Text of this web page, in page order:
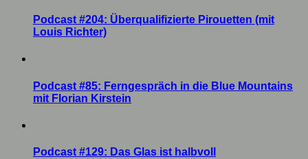
Podcast #204: Überqualifizierte Pirouetten (mit
Louis Richter)
Podcast #85: Ferngespräch in die Blue Mountains
mit Florian Kirstein
Podcast #129: Das Glas ist halbvoll